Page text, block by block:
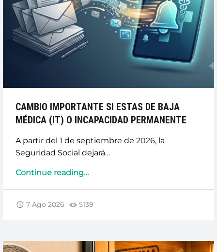
CAMBIO IMPORTANTE SI ESTAS DE BAJA
MÉDICA (IT) O INCAPACIDAD PERMANENTE
A partir del 1 de septiembre de 2026, la
Seguridad Social dejará…
Continue reading“CAMBIO
ESTAS
…
7 Ago 2026 5139